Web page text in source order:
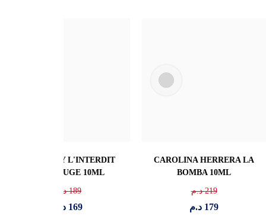
EMPORIO ARMANI Power
Of You 10ML
189د.م
169د.م
BURBERRY - GODDESS
EDP 10ML
145د.م
119د.م